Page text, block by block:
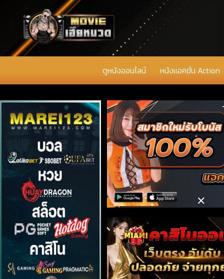
ดูหนังออนไลน์ หนังแอคชั่น Action